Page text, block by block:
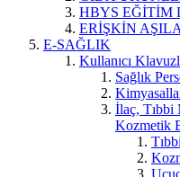
HBYS EĞİTİM
ERİŞKİN
E-SAĞLIK
Kullanıcı
Sağlık
İlaç, Tıbbi
Kozmetik